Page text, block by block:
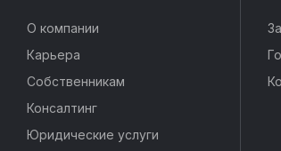
О компании
Карьера
Собственникам
Консалтинг
Юридические услуги